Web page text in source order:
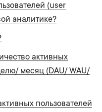
(user
аналитике?
активных
месяц (DAU/ WAU/
пользователей